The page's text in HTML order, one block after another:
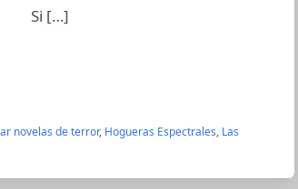
Si […]
novelas de terror, Hogueras Espectrales, Las